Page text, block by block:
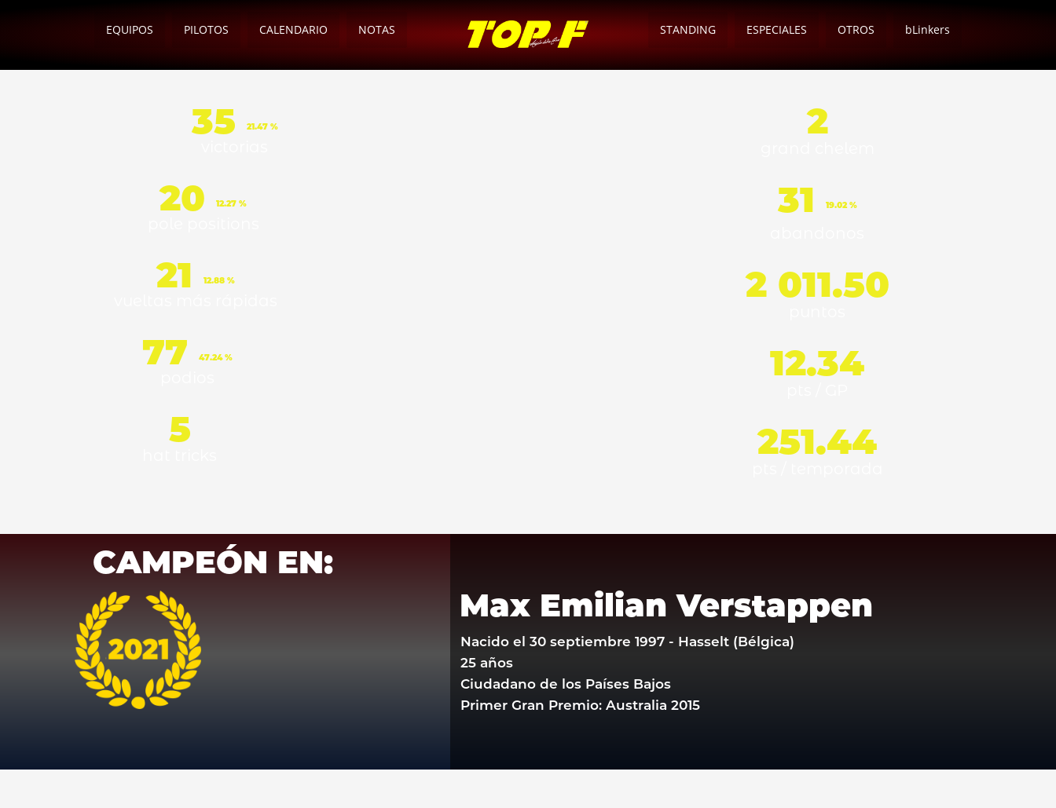
EQUIPOS PILOTOS CALENDARIO NOTAS STANDING ESPECIALES OTROS bLinkers
35 21.47 %
2012.27 %
21 12.88 %
7747.24 %
5
2
31 19.02 %
2 011.50
12.34
251.44
CAMPEÓN EN:
Max Emilian Verstappen
Nacido el 30 septiembre 1997 - Hasselt (Bélgica)
25 años
Ciudadano de los Países Bajos
Primer Gran Premio: Australia 2015